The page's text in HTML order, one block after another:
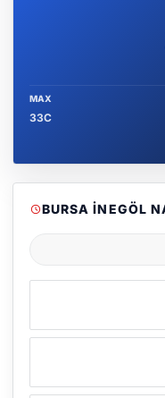
MAX
33C
BURSA İNEGÖL